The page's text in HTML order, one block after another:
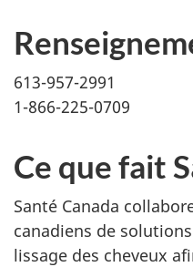
613-957-2991
1-866-225-0709
Ce que fait
Santé Canada
canadiens de
lissage des cheveux